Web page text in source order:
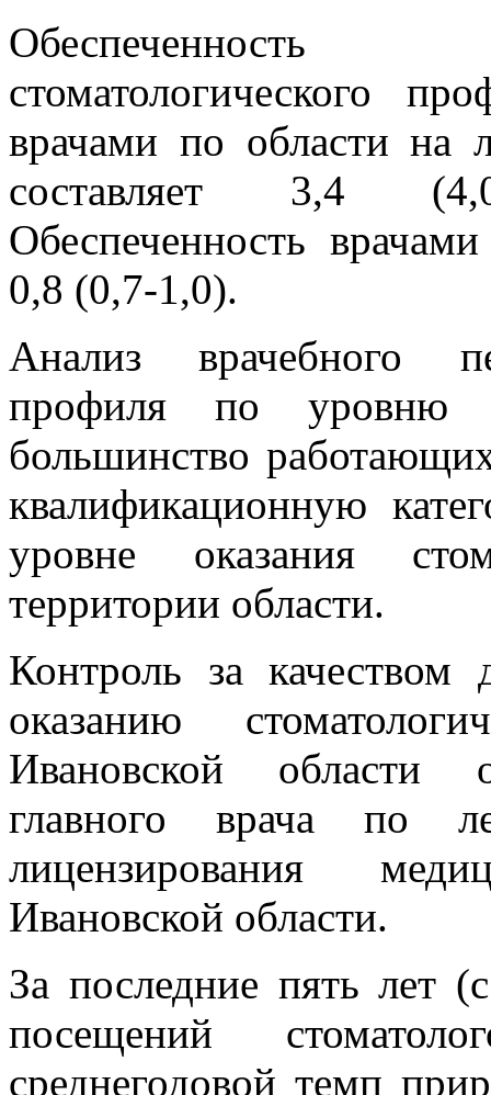
стоматологического
врачами по области на
составляет 3,4
Обеспеченность
0,8 (0,7-1,0).
Анализ врачебного
профиля по уровню
большинство
квалификационную
уровне оказания
территории области.
Контроль за качеством
оказанию
Ивановской области
главного врача по
лицензирования
Ивановской области.
За последние пять лет
посещений
среднегодовой темп